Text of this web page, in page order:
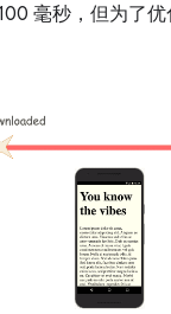
毫秒，但为了